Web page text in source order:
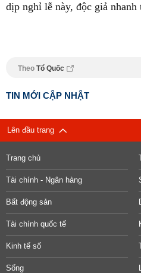
dịp nghỉ lễ này, độc giả nhanh
Theo Tổ Quốc
TIN MỚI CẬP NHẬT
Lên đầu trang
Trang chủ
Tài chính - Ngân hàng
Bất động sản
Tài chính quốc tế
Kinh tế số
Sống